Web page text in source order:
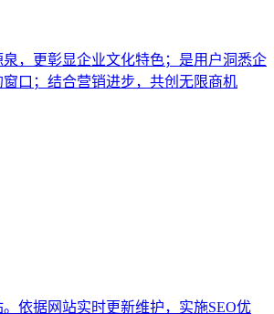
，更彰显企业文化特色；是用户洞悉企
口；结合营销进步，共创无限商机
依据网站实时更新维护，实施SEO优